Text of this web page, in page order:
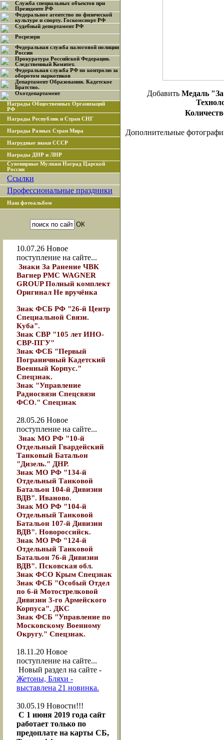
Служба специальных объектов при
Президенте РФ
Федеральное агентство по физической
культуре и спорту. Госкомспорт РФ
Судебный депортамент РФ
Росрезерв
Федеральная служба налоговой полиции
России
Прокуратура Российской Федерации.
Следственный Комитет.
Федеральная служба РФ по контролю за
оборотом наркотиков
Департамент Образования. Кадетское
Братство.
Охотдепартамент
Награды Общественных Организаций
РФ
Награды Республик и Стран СНГ
Награды Разных Стран Мира
Нагрудные знаки СССР
Награды ДНР и ЛНР
Сувенирные Муляжи Наград Царской
России
Ссылки
Профессиональные праздники
Наш фотоальбом
10.07.26 Новое
поступление на сайте...
Знаки За Ранение ЧВК
Вагнер РМС WAGNER
GROUP Полный комплект
Оригинал Не вручёнка
Знак ФСБ РФ "26-й Центр
Специальной Связи.
Куба".
Знак СВР "105 лет ИНО-
СВР-ПГУ"
Знак ФСБ "Первый
Пограничный Кадетский
Военный Корпус."
Спецзнак.
Знак "Управление
Радиосвязи Спецсвязи
ФСО." Спецзнак
28.05.26 Новое
поступление на сайте...
Знак МО РФ "10-й
Отдельный Гвардейский
Танковый Батальон
"Дизель." ДНР.
Знак МО РФ "134-й
Отдельный Танковой
Батальон 104-й Дивизии
ВДВ". Иваново.
Знак МО РФ "104-й
Отдельный Танковой
Батальон 107-й Дивизии
ВДВ". Новороссийск.
Знак МО РФ "124-й
Отдельный Танковой
Батальон 76-й Дивизии
ВДВ". Псковская обл.
Знак ФСО Крым Спецзнак
Знак ФСБ "Особый Отдел
по 6-й Мотострелковой
Дивизии 3-го Армейского
Корпуса". ДКС
Знак ФСБ "Управление по
Московскому Военному
Округу." Спецзнак.
18.11.20 Новое
поступление на сайте...
Новый раздел на сайте -
Жетоны, Бляхи -
выставлена 21 новинка.
30.05.19 Новости!!!
С 1 июня 2019 года сайт
работает только по
предоплате на карты СБ,
Добавить Медаль
Дополнительные